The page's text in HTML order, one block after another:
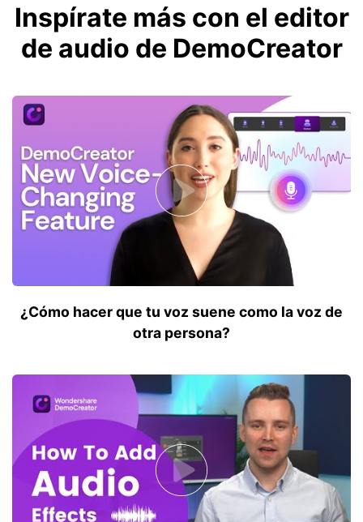
Inspírate más con el editor
de audio de DemoCreator
¿Cómo hacer que tu voz suene como la voz de
otra persona?